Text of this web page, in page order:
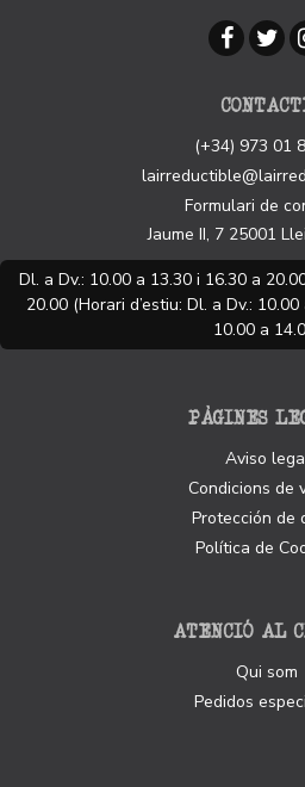
(+34) 973 01
Formulari de
Jaume II, 7 25001
Dl. a Dv.: 10.00 a 13.30 i 16.30 a
20.00 (Horari d’estiu: Dl. a Dv.:
10.00 a
PÀGINES
Aviso
Condicions de
Protección de
Política de
ATENCIÓ AL
Qui som
Pedidos